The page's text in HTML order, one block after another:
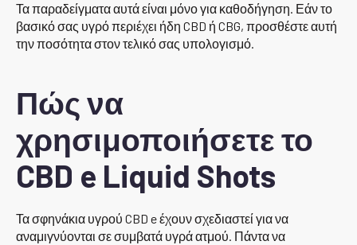
Τα παραδείγματα αυτά είναι μόνο για καθοδήγηση. Εάν το
βασικό σας υγρό περιέχει ήδη CBD ή CBG, προσθέστε αυτή
την ποσότητα στον τελικό σας υπολογισμό.
Πώς να
χρησιμοποιήσετε το
CBD e Liquid Shots
Τα σφηνάκια υγρού CBD e έχουν σχεδιαστεί για να
αναμιγνύονται σε συμβατά υγρά ατμού. Πάντα να